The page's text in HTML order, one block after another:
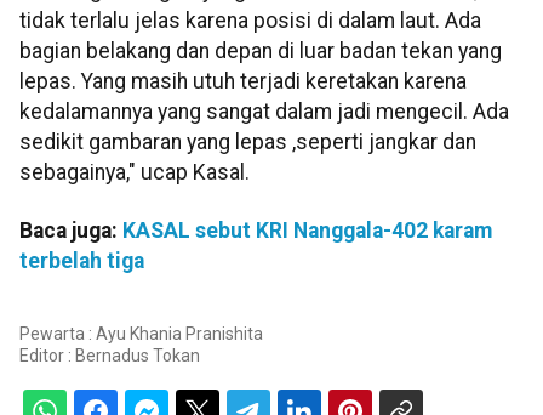
tidak terlalu jelas karena posisi di dalam laut. Ada
bagian belakang dan depan di luar badan tekan yang
lepas. Yang masih utuh terjadi keretakan karena
kedalamannya yang sangat dalam jadi mengecil. Ada
sedikit gambaran yang lepas ,seperti jangkar dan
sebagainya," ucap Kasal.
Baca juga: KASAL sebut KRI Nanggala-402 karam
terbelah tiga
Pewarta : Ayu Khania Pranishita
Editor : Bernadus Tokan